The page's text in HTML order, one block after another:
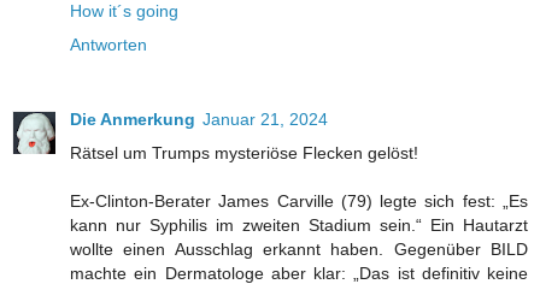
How it´s going
Antworten
Die Anmerkung Januar 21, 2024
Rätsel um Trumps mysteriöse Flecken gelöst!
Ex-Clinton-Berater James Carville (79) legte sich fest: „Es
kann nur Syphilis im zweiten Stadium sein.“ Ein Hautarzt
wollte einen Ausschlag erkannt haben. Gegenüber BILD
machte ein Dermatologe aber klar: „Das ist definitiv keine